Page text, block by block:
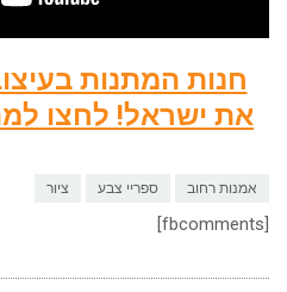
חנות המתנות
את ישראל! לחצו
אמנות רחוב ספריי צבע ציור
[fbcomments]